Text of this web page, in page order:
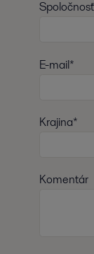
E-mail*
Krajina*
Komentár